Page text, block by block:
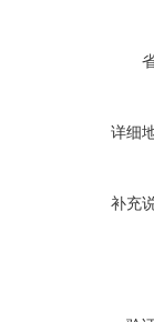
详细
补充